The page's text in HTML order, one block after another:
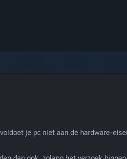
je pc niet aan de hardware-